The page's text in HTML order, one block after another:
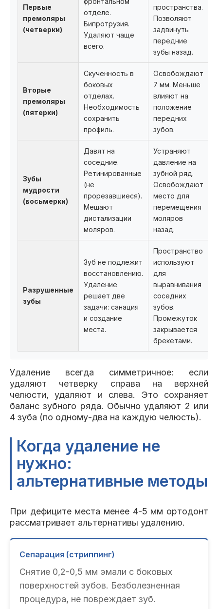
Первые
премоляры
(четверки)
отделе.
Бипротрузия.
Удаляют чаще
всего.
пространства.
Позволяют
задвинуть
передние
зубы назад.
Вторые
премоляры
(пятерки)
Скученность в
боковых
отделах.
Необходимость
сохранить
профиль.
Освобождают
7 мм. Меньше
влияют на
положение
передних
зубов.
Зубы
мудрости
(восьмерки)
Давят на
соседние.
Ретинированные
(не
прорезавшиеся).
Мешают
дистализации
моляров.
Устраняют
давление на
зубной ряд.
Освобождают
место для
перемещения
моляров
назад.
Разрушенные
зубы
Зуб не подлежит
восстановлению.
Удаление
решает две
задачи: санация
и создание
места.
Пространство
используют
для
выравнивания
соседних
зубов.
Промежуток
закрывается
брекетами.
Удаление всегда симметричное: если
удаляют четверку справа на верхней
челюсти, удаляют и слева. Это сохраняет
баланс зубного ряда. Обычно удаляют 2 или
4 зуба (по одному-два на каждую челюсть).
Когда удаление не
нужно:
альтернативные методы
При дефиците места менее 4-5 мм ортодонт
рассматривает альтернативы удалению.
Сепарация (стриппинг)
Снятие 0,2-0,5 мм эмали с боковых
поверхностей зубов. Безболезненная
процедура, не повреждает зуб.